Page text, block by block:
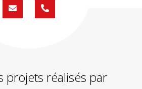
Formulaire
de
02
59
projets réalisés par